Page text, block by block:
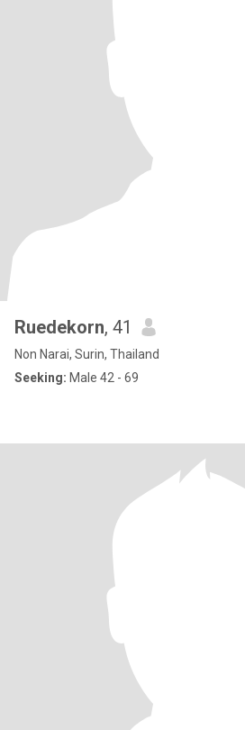
Ruedekorn, 41
Non Narai, Surin, Thailand
Seeking: Male 42 - 69